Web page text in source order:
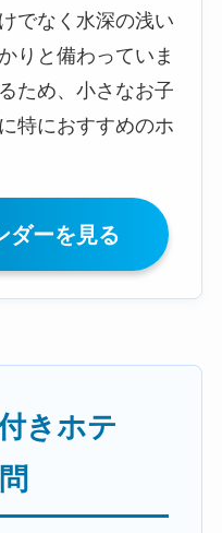
でなく水深の浅い
りと備わっていま
ため、小さなお子
特におすすめのホ
ダーを見る
きホテ